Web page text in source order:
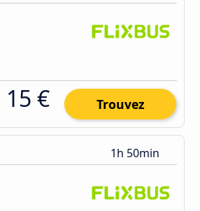
15 € Trouvez
1h 50min